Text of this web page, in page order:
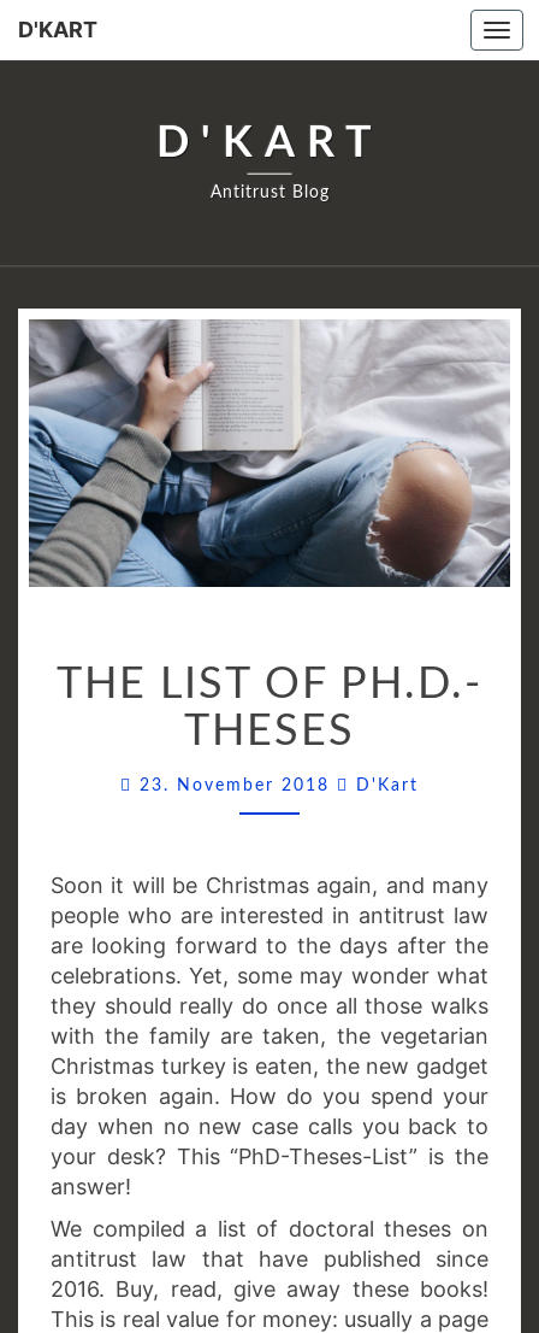
D'KART
D'KART
Antitrust Blog
LIST
OF
PH.D.-
THESES
THE LIST OF PH.D.-
THESES
23. November 2018 D'Kart
Soon it will be Christmas again, and many
people who are interested in antitrust law
are looking forward to the days after the
celebrations. Yet, some may wonder what
they should really do once all those walks
with the family are taken, the vegetarian
Christmas turkey is eaten, the new gadget
is broken again. How do you spend your
day when no new case calls you back to
your desk? This “PhD-Theses-List” is the
answer!
We compiled a list of doctoral theses on
antitrust law that have published since
2016. Buy, read, give away these books!
This is real value for money: usually a page